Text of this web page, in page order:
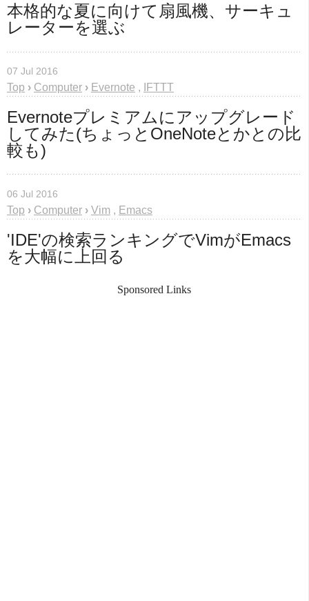
本格的な夏に向けて扇風機、サーキュ
レーターを選ぶ
07 Jul 2016
Top › Computer › Evernote , IFTTT
Evernoteプレミアムにアップグレード
してみた(ちょっとOneNoteとかとの比
較も)
06 Jul 2016
Top › Computer › Vim , Emacs
'IDE'の検索ランキングでVimがEmacs
を大幅に上回る
Sponsored Links